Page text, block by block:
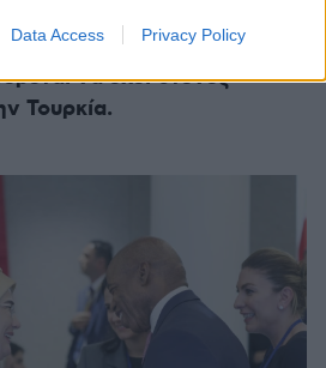
Data Access Privacy Policy
πρωτεύουσα των ΗΠΑ, την
να έχει στενές
Τουρκία.